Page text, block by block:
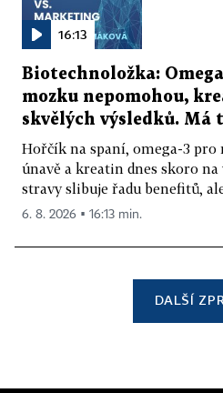
16:13
Biotechnoložka:
mozku nepomohou,
skvělých výsledků. Má
Hořčík na spaní, omega-3 pro
únavě a kreatin dnes skoro
stravy slibuje řadu benefitů,
6. 8. 2026 ▪ 16:13 min.
DALŠÍ